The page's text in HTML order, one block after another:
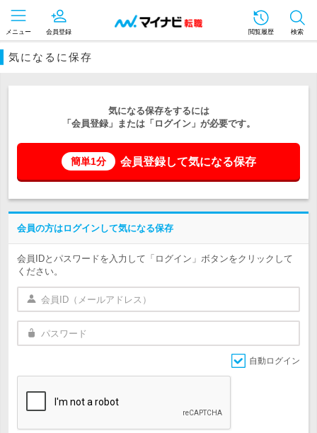
メニュー 会員登録 閲覧履歴 検索
気になるに保存
気になる保存をするには
「会員登録」または「ログイン」が必要です。
簡単1分 会員登録して気になる保存
会員の方はログインして気になる保存
会員IDとパスワードを入力して「ログイン」ボタンをクリックして
ください。
自動ログイン